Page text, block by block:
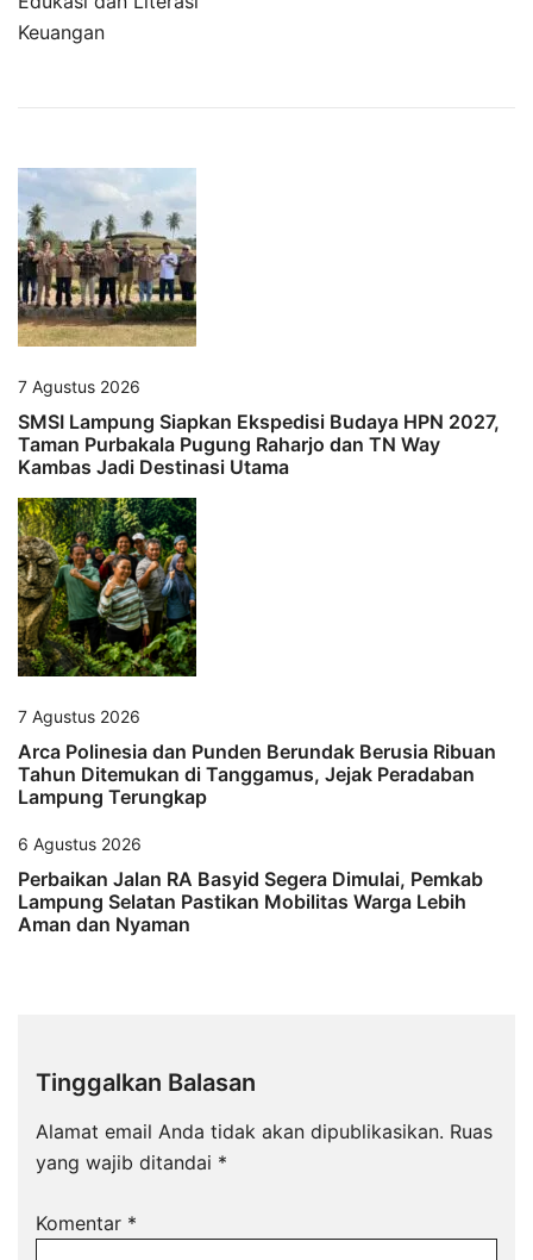
Keuangan
7 Agustus 2026
SMSI Lampung Siapkan Ekspedisi Budaya HPN 2027,
Taman Purbakala Pugung Raharjo dan TN Way
Kambas Jadi Destinasi Utama
7 Agustus 2026
Arca Polinesia dan Punden Berundak Berusia Ribuan
Tahun Ditemukan di Tanggamus, Jejak Peradaban
Lampung Terungkap
6 Agustus 2026
Perbaikan Jalan RA Basyid Segera Dimulai, Pemkab
Lampung Selatan Pastikan Mobilitas Warga Lebih
Aman dan Nyaman
Tinggalkan Balasan
Alamat email Anda tidak akan dipublikasikan. Ruas
yang wajib ditandai *
Komentar *